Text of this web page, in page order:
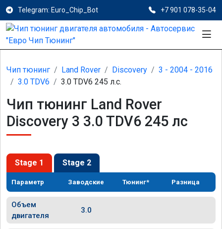
Telegram: Euro_Chip_Bot +7 901 078-35-04
Чип тюнинг Land Rover Discovery
3 - 2004 - 2016
3.0 TDV6
3.0 TDV6 245 л.с.
Чип тюнинг Land Rover
Discovery 3 3.0 TDV6 245 лс
Stage 1 Stage 2
Параметр Заводские Тюнинг* Разница
Объем
двигателя
3.0